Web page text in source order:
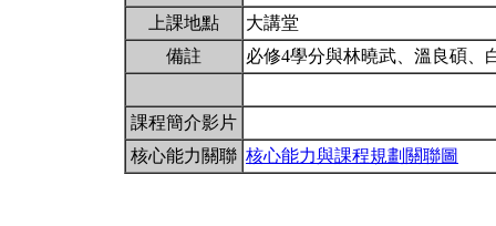
上課地點
大講堂
備註
必修4學分與林曉武、溫良碩、
課程簡介影片
核心能力關聯 核心能力與課程規劃關聯圖